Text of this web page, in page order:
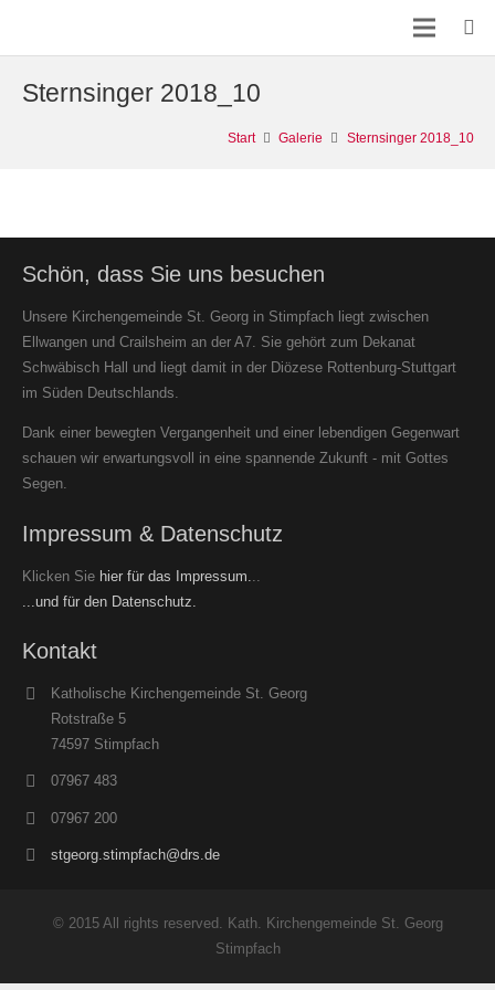
Sternsinger 2018_10
Start Galerie Sternsinger 2018_10
Schön, dass Sie uns besuchen
Unsere Kirchengemeinde St. Georg in Stimpfach liegt zwischen
Ellwangen und Crailsheim an der A7. Sie gehört zum Dekanat
Schwäbisch Hall und liegt damit in der Diözese Rottenburg-Stuttgart
im Süden Deutschlands.
Dank einer bewegten Vergangenheit und einer lebendigen Gegenwart
schauen wir erwartungsvoll in eine spannende Zukunft - mit Gottes
Segen.
Impressum & Datenschutz
Klicken Sie hier für das Impressum.
...und für den Datenschutz.
Kontakt
Katholische Kirchengemeinde St. Georg
Rotstraße 5
74597 Stimpfach
07967 483
07967 200
stgeorg.stimpfach@drs.de
© 2015 All rights reserved. Kath. Kirchengemeinde St. Georg
Stimpfach